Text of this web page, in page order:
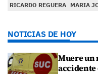
RICARDO REGUERA MARIA
NOTICIAS DE HOY
Muere un